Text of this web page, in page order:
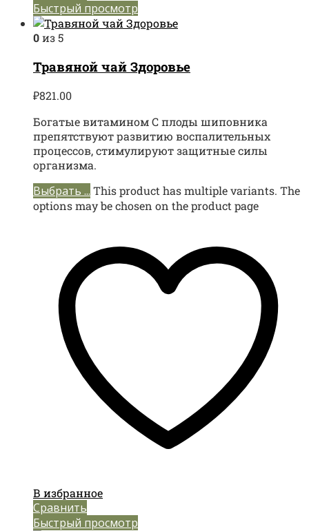
Быстрый просмотр
0из 5
Травяной чай Здоровье
₽821.00
Богатые витамином C плоды шиповника
препятствуют развитию воспалительных
процессов, стимулируют защитные силы
организма.
Выбрать ... This product has multiple variants. The
options may be chosen on the product page
В избранное
Сравнить
Быстрый просмотр